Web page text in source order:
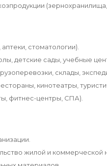
стоматологии).
детские сады, учебные
склады,
кинотеатры,
фитнес-центры, СПА).
жилой и коммерческой